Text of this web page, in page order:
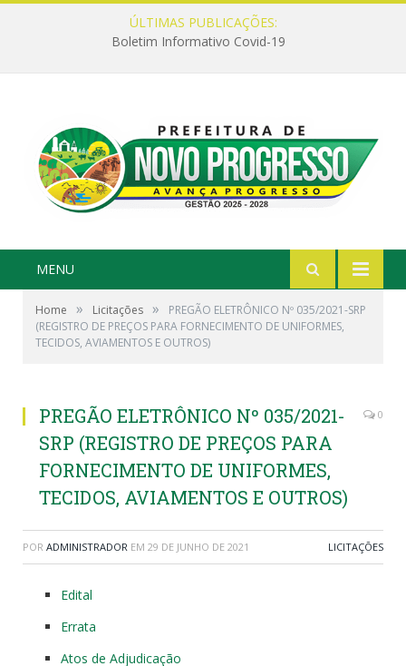
ÚLTIMAS PUBLICAÇÕES:
Boletim Informativo Covid-19
MENU
Home » Licitações »
PREGÃO ELETRÔNICO Nº 035/2021-SRP
(REGISTRO DE PREÇOS PARA FORNECIMENTO DE UNIFORMES,
TECIDOS, AVIAMENTOS E OUTROS)
PREGÃO ELETRÔNICO Nº 035/2021-
SRP (REGISTRO DE PREÇOS PARA
FORNECIMENTO DE UNIFORMES,
TECIDOS, AVIAMENTOS E OUTROS)
0
POR ADMINISTRADOR EM 29 DE JUNHO DE 2021 LICITAÇÕES
Edital
Errata
Atos de Adjudicação